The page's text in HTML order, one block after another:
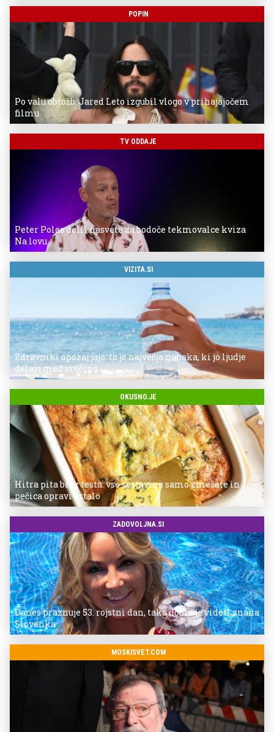
POPIN
Po valu obtožb: Jared Leto izgubil vlogo v prihajajočem
filmu
TV ODDAJE
Peter Poles delil nasvete za bodoče tekmovalce kviza
Na lovu
VIZITA.SI
Zdravniki opozarjajo: to je največja napaka, ki jo ljudje
delajo med vročino
OKUSNO.JE
Hitra pita brez testa: vse sestavine samo zmešate in
pečica opravi ostalo
ZADOVOLJNA.SI
Danes praznuje 53. rojstni dan, tako dobro je videti znana
Slovenka
MOSKISVET.COM